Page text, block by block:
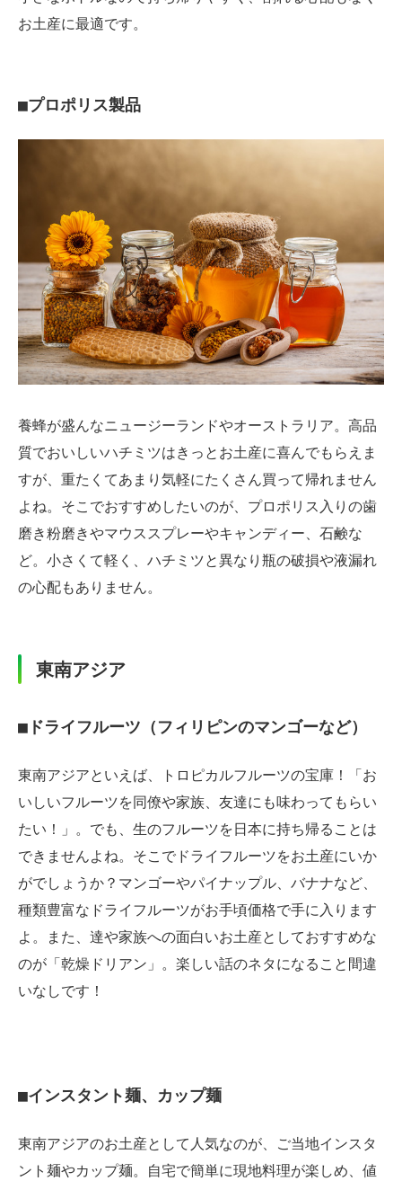
お土産に最適です。
■プロポリス製品
養蜂が盛んなニュージーランドやオーストラリア。高品
質でおいしいハチミツはきっとお土産に喜んでもらえま
すが、重たくてあまり気軽にたくさん買って帰れません
よね。そこでおすすめしたいのが、プロポリス入りの歯
磨き粉磨きやマウススプレーやキャンディー、石鹸な
ど。小さくて軽く、ハチミツと異なり瓶の破損や液漏れ
の心配もありません。
東南アジア
■ドライフルーツ（フィリピンのマンゴーなど）
東南アジアといえば、トロピカルフルーツの宝庫！「お
いしいフルーツを同僚や家族、友達にも味わってもらい
たい！」。でも、生のフルーツを日本に持ち帰ることは
できませんよね。そこでドライフルーツをお土産にいか
がでしょうか？マンゴーやパイナップル、バナナなど、
種類豊富なドライフルーツがお手頃価格で手に入ります
よ。また、達や家族への面白いお土産としておすすめな
のが「乾燥ドリアン」。楽しい話のネタになること間違
いなしです！
■インスタント麺、カップ麺
東南アジアのお土産として人気なのが、ご当地インスタ
ント麺やカップ麺。自宅で簡単に現地料理が楽しめ、値